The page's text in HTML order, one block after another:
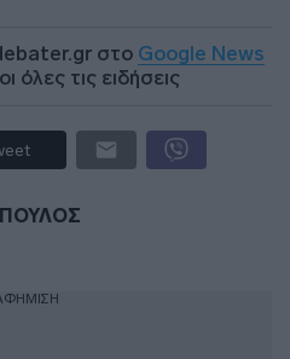
στο Google News
όλες τις ειδήσεις